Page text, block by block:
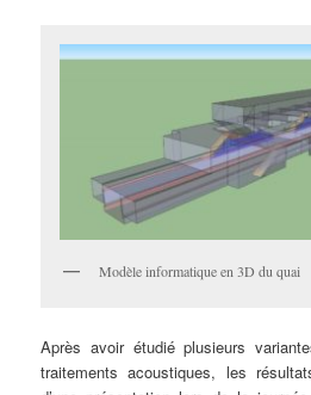
Modèle informatique en 3D du quai
Après avoir étudié plusieurs
traitements acoustiques, les